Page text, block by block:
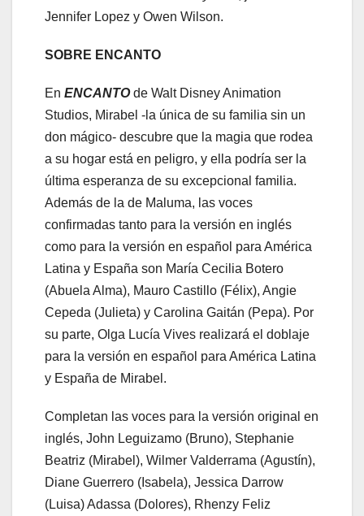
Jennifer Lopez y Owen Wilson.
SOBRE ENCANTO
En ENCANTOde Walt Disney Animation
Studios, Mirabel -la única de su familia sin un
don mágico- descubre que la magia que rodea
a su hogar está en peligro, y ella podría ser la
última esperanza de su excepcional familia.
Además de la de Maluma, las voces
confirmadas tanto para la versión en inglés
como para la versión en español para América
Latina y España son María Cecilia Botero
(Abuela Alma), Mauro Castillo (Félix), Angie
Cepeda (Julieta) y Carolina Gaitán (Pepa). Por
su parte, Olga Lucía Vives realizará el doblaje
para la versión en español para América Latina
y España de Mirabel.
Completan las voces para la versión original en
inglés, John Leguizamo (Bruno), Stephanie
Beatriz (Mirabel), Wilmer Valderrama (Agustín),
Diane Guerrero (Isabela), Jessica Darrow
(Luisa) Adassa (Dolores), Rhenzy Feliz